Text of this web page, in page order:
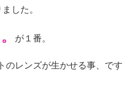
した。
が１番。
のレンズが生かせる事、です